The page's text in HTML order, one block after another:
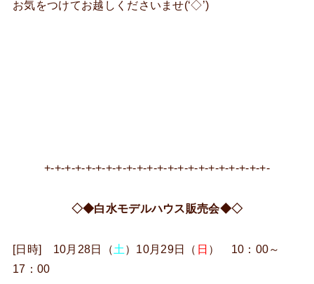
お気をつけてお越しくださいませ(‘◇’)ゞ
+-+-+-+-+-+-+-+-+-+-+-+-+-+-+-+-+-+-+-+-+-+-
◇◆白水モデルハウス販売会◆◇
[日時] 10月28日（土 ）10月29日（ 日 ） 10：00～
17：00